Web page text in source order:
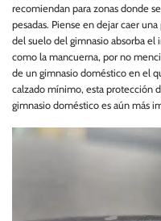
recomiendan para zonas donde
pesadas. Piense en dejar caer
del suelo del gimnasio absorba
como la mancuerna, por no
de un gimnasio doméstico en el
calzado mínimo, esta protección
gimnasio doméstico es aún más